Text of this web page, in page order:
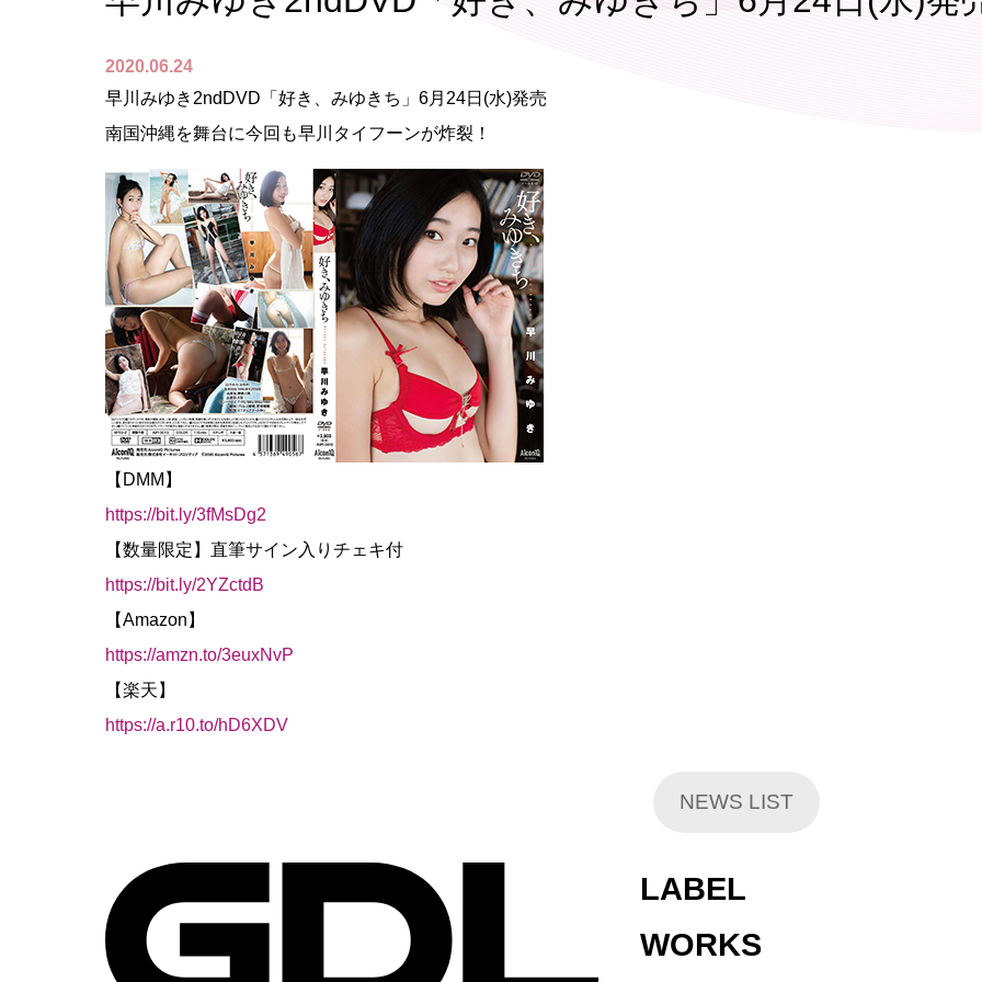
2020.06.24
早川みゆき2ndDVD「好き、みゆきち」6月24日(水)発売
南国沖縄を舞台に今回も早川タイフーンが炸裂！
【DMM】
https://bit.ly/3fMsDg2
【数量限定】直筆サイン入りチェキ付
https://bit.ly/2YZctdB
【Amazon】
https://amzn.to/3euxNvP
【楽天】
https://a.r10.to/hD6XDV
NEWS LIST
LABEL
WORKS